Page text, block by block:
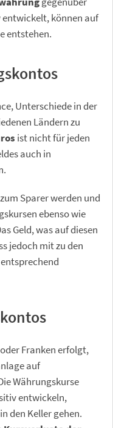
entwickelt, können auf
entstehen.
Unterschiede in der
Ländern zu
ist nicht für jeden
auch in
Sparer werden und
ebenso wie
Geld, was auf diesen
jedoch mit zu den
Franken erfolgt,
auf
Währungskurse
entwickeln,
den Keller gehen.